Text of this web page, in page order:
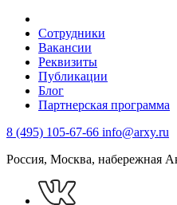
Сотрудники
Вакансии
Реквизиты
Публикации
Блог
Партнерская программа
8 (495) 105-67-66 info@arxy.ru
Россия, Москва, набережная